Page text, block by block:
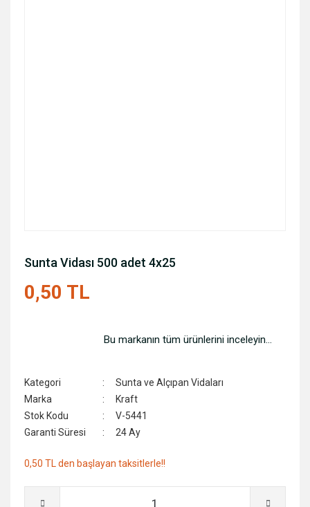
Sunta Vidası 500 adet 4x25
0,50 TL
Bu markanın tüm ürünlerini inceleyin...
Kategori
Sunta ve Alçıpan Vidaları
Marka
Kraft
Stok Kodu
V-5441
Garanti Süresi
24 Ay
0,50 TL den başlayan taksitlerle!!